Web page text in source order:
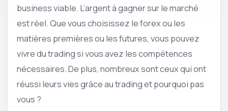
business viable. L’argent à gagner sur le marché
est réel. Que vous choisissez le forex ou les
matières premières ou les futures, vous pouvez
vivre du trading si vous avez les compétences
nécessaires. De plus, nombreux sont ceux qui ont
réussi leurs vies grâce au trading et pourquoi pas
vous ?